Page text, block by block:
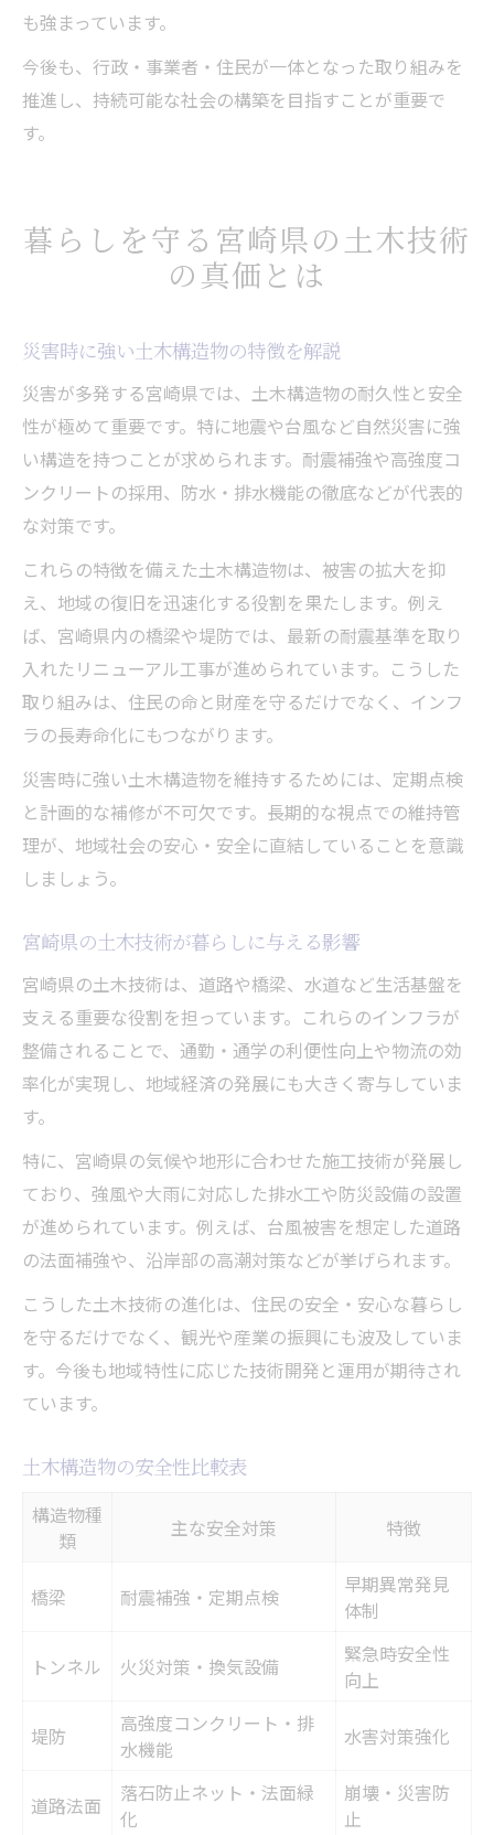
も強まっています。
今後も、行政・事業者・住民が一体となった取り組みを
推進し、持続可能な社会の構築を目指すことが重要で
す。
暮らしを守る宮崎県の土木技術
の真価とは
災害時に強い土木構造物の特徴を解説
災害が多発する宮崎県では、土木構造物の耐久性と安全
性が極めて重要です。特に地震や台風など自然災害に強
い構造を持つことが求められます。耐震補強や高強度コ
ンクリートの採用、防水・排水機能の徹底などが代表的
な対策です。
これらの特徴を備えた土木構造物は、被害の拡大を抑
え、地域の復旧を迅速化する役割を果たします。例え
ば、宮崎県内の橋梁や堤防では、最新の耐震基準を取り
入れたリニューアル工事が進められています。こうした
取り組みは、住民の命と財産を守るだけでなく、インフ
ラの長寿命化にもつながります。
災害時に強い土木構造物を維持するためには、定期点検
と計画的な補修が不可欠です。長期的な視点での維持管
理が、地域社会の安心・安全に直結していることを意識
しましょう。
宮崎県の土木技術が暮らしに与える影響
宮崎県の土木技術は、道路や橋梁、水道など生活基盤を
支える重要な役割を担っています。これらのインフラが
整備されることで、通勤・通学の利便性向上や物流の効
率化が実現し、地域経済の発展にも大きく寄与していま
す。
特に、宮崎県の気候や地形に合わせた施工技術が発展し
ており、強風や大雨に対応した排水工や防災設備の設置
が進められています。例えば、台風被害を想定した道路
の法面補強や、沿岸部の高潮対策などが挙げられます。
こうした土木技術の進化は、住民の安全・安心な暮らし
を守るだけでなく、観光や産業の振興にも波及していま
す。今後も地域特性に応じた技術開発と運用が期待され
ています。
土木構造物の安全性比較表
構造物種
類
主な安全対策 特徴
橋梁 耐震補強・定期点検
早期異常発見
体制
トンネル 火災対策・換気設備
緊急時安全性
向上
堤防
高強度コンクリート・排
水機能
水害対策強化
道路法面
落石防止ネット・法面緑
化
崩壊・災害防
止